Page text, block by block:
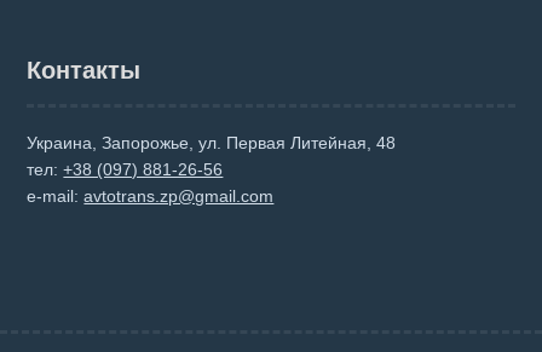
Контакты
Украина, Запорожье, ул. Первая Литейная, 48
тел:+38 (097) 881-26-56
e-mail:avtotrans.zp@gmail.com